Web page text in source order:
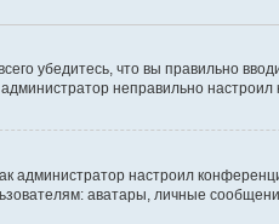
убедитесь, что вы правильно
неправильно
администратор настроил
аватары, личные